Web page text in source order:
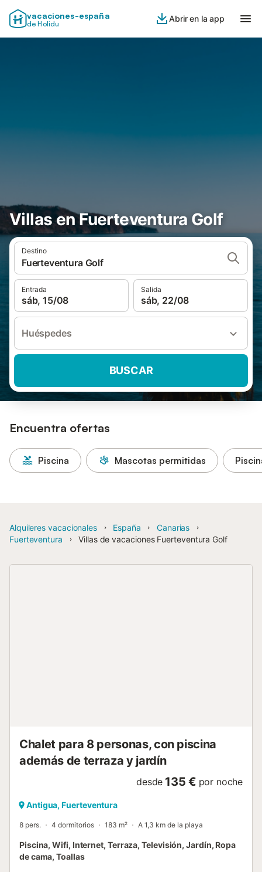
vacaciones-españa
de Holidu
Abrir en la app
Villas en Fuerteventura Golf
Destino
Fuerteventura Golf
Entrada
sáb, 15/08
Salida
sáb, 22/08
Huéspedes
BUSCAR
Encuentra ofertas
Piscina Mascotas permitidas
Alquileres vacacionales España
Canarias
Fuerteventura
Villas de vacaciones Fuerteventura Golf
Chalet para 8 personas, con piscina
además de terraza y jardín
desde 135 € por noche
Antigua, Fuerteventura
8 pers. 4 dormitorios 183 m² A 1,3 km de la playa
Piscina, Wifi, Internet, Terraza, Televisión, Jardín, Ropa
de cama, Toallas